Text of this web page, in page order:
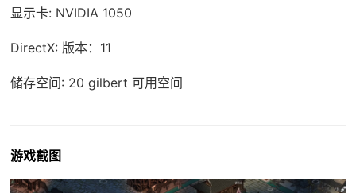
显示卡: NVIDIA 1050
DirectX: 版本：11
储存空间: 20 gilbert 可用空间
游戏截图